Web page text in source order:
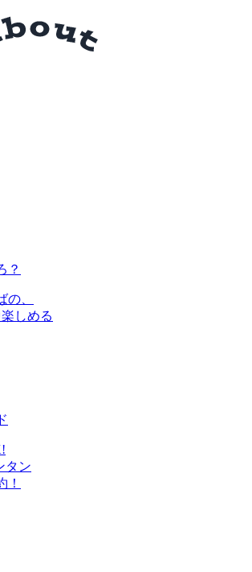
？
の、
しめる
タン
！